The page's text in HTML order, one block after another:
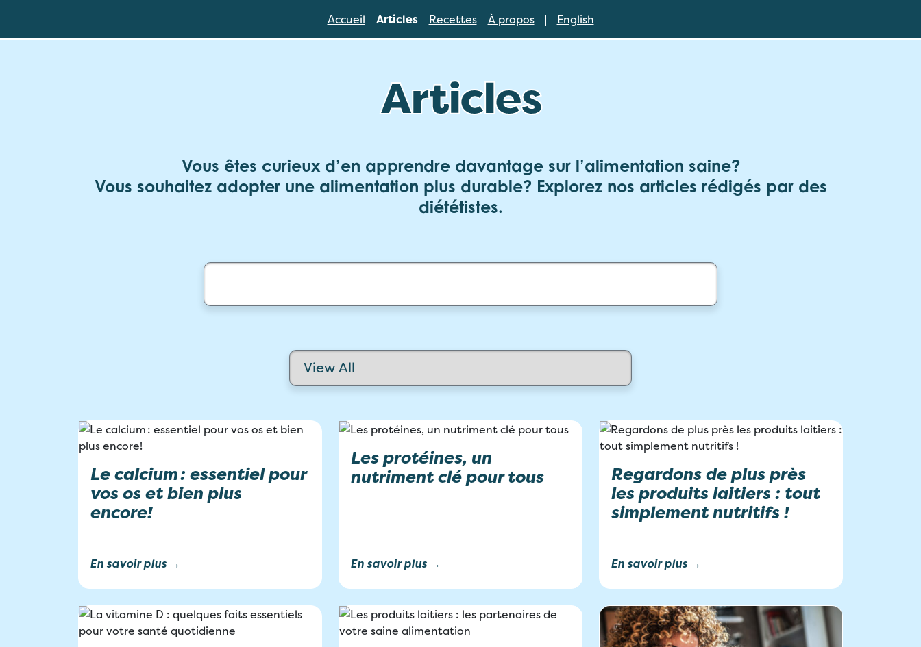
Accueil Articles Recettes À propos English
Articles
Vous êtes curieux d’en apprendre davantage sur l’alimentation saine?
Vous souhaitez adopter une alimentation plus durable? Explorez nos articles rédigés par des
diététistes.
Le calcium : essentiel pour
vos os et bien plus
encore!
En savoir plus →
Les protéines, un
nutriment clé pour tous
En savoir plus →
Regardons de plus près
les produits laitiers : tout
simplement nutritifs !
En savoir plus →